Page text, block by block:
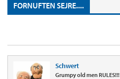
FORNUFTEN SEJRE....
Schwert
Grumpy old men RULES!!!